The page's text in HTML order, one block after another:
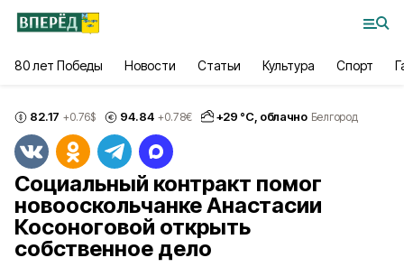
80 лет Победы Новости Статьи Культура Спорт
82.17 +0.76$ 94.84 +0.78€ +29 °С, облачно Белгород
Социальный контракт помог
новооскольчанке Анастасии
Косоноговой открыть
собственное дело